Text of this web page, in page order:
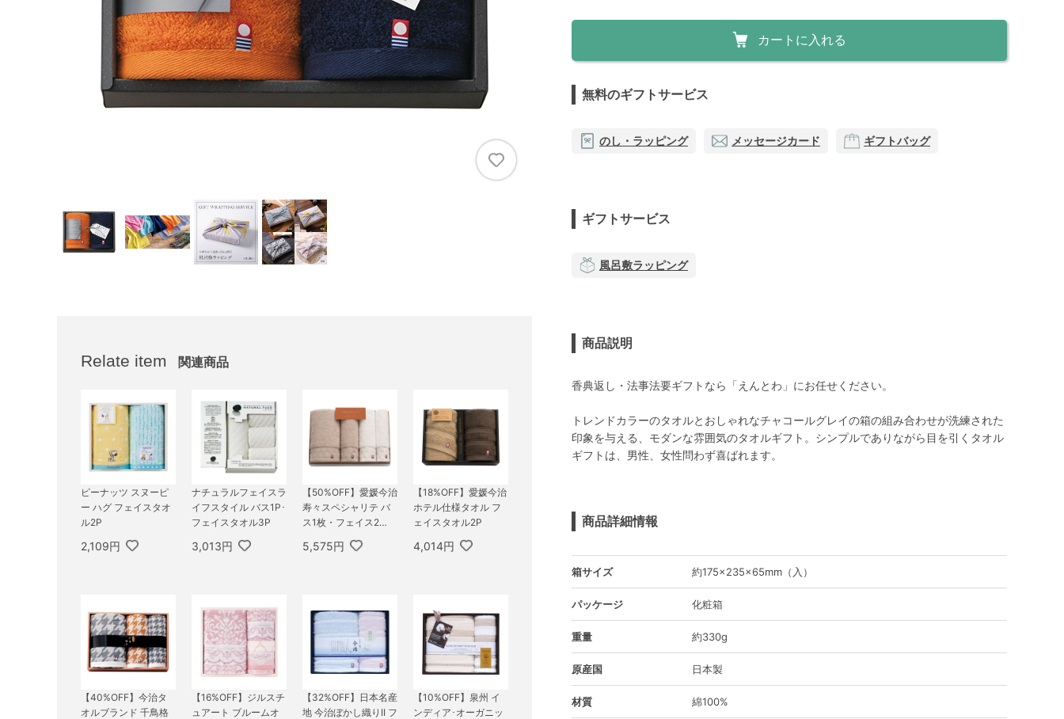
Relate item 関連商品
ピーナッツ スヌーピ
ー ハグ フェイスタオ
ル2P
2,109円
ナチュラルフェイスラ
イフスタイル バス1P･
フェイスタオル3P
3,013円
【50%OFF】愛媛今治
寿々スペシャリテ バ
ス1枚・フェイス2
セット
5,575円
【18%OFF】愛媛今治
ホテル仕様タオル フ
ェイスタオル2P
4,014円
【40%OFF】今治タ
オルブランド 千鳥格
【16%OFF】ジルスチ
ュアート ブルームオ
【32%OFF】日本名産
地 今治ぼかし織りII フ
【10%OFF】泉州 イ
ンディア･オーガニッ
カートに入れる
無料のギフトサービス
のし・ラッピング メッセージカード ギフトバッグ
ギフトサービス
風呂敷ラッピング
商品説明
香典返し・法事法要ギフトなら「えんとわ」にお任せください。
トレンドカラーのタオルとおしゃれなチャコールグレイの箱の組み合わせが洗練された
印象を与える、モダンな雰囲気のタオルギフト。シンプルでありながら目を引くタオル
ギフトは、男性、女性問わず喜ばれます。
商品詳細情報
箱サイズ 約175×235×65mm（入）
パッケージ 化粧箱
重量 約330g
原産国 日本製
材質 綿100%